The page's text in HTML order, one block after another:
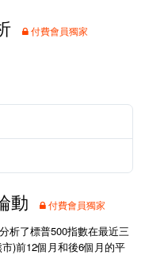
付費會員獨家
動 付費會員獨家
析了標普500指數在最近三
市)前12個月和後6個月的平